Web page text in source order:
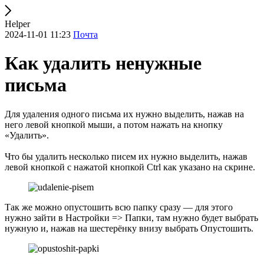
Helper
2024-11-01 11:23 Почта
Как удалить ненужные
письма
Для удаления одного письма их нужно выделить, нажав на
него левой кнопкой мыши, а потом нажать на кнопку
«Удалить».
Что бы удалить несколько писем их нужно выделить, нажав
левой кнопкой с нажатой кнопкой Ctrl как указано на скрине.
Так же можно опустошить всю папку сразу — для этого
нужно зайти в Настройки => Папки, там нужно будет выбрать
нужную и, нажав на шестерёнку внизу выбрать Опустошить.